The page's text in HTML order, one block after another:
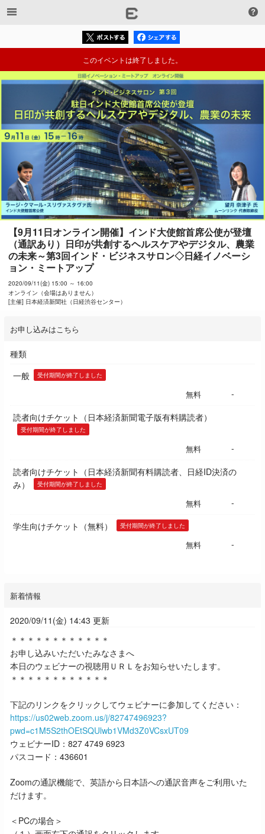
このイベントは終了しました。
【9月11日オンライン開催】インド大使館首席公使が登壇
（通訳あり）日印が共創するヘルスケアやデジタル、農業
の未来～第3回インド・ビジネスサロン◇日経イノベーシ
ョン・ミートアップ
2020/09/11(金) 15:00 ～ 16:00
オンライン（会場はありません）
[主催] 日本経済新聞社（日経渋谷センター）
お申し込みはこちら
種類
一般
受付期間が終了しました
無料 -
読者向けチケット（日本経済新聞電子版有料購読者）
受付期間が終了しました
無料 -
読者向けチケット（日本経済新聞有料購読者、日経ID決済の
み）
受付期間が終了しました
無料 -
学生向けチケット（無料） 受付期間が終了しました
無料 -
新着情報
2020/09/11(金) 14:43 更新
＊＊＊＊＊＊＊＊＊＊＊＊
お申し込みいただいたみなさまへ
本日のウェビナーの視聴用ＵＲＬをお知らせいたします。
＊＊＊＊＊＊＊＊＊＊＊＊
下記のリンクをクリックしてウェビナーに参加してください：
https://us02web.zoom.us/j/82747496923?
pwd=c1M5S2thOEtSQUlwb1VMd3Z0VCsxUT09
ウェビナーID：827 4749 6923
パスコード：436601
Zoomの通訳機能で、英語から日本語への通訳音声をご利用いた
だけます。
＜PCの場合＞